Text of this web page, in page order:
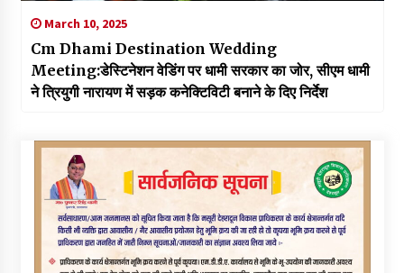
March 10, 2025
Cm Dhami Destination Wedding
Meeting:डेस्टिनेशन वेडिंग पर धामी सरकार का जोर, सीएम धामी
ने त्रियुगी नारायण में सड़क कनेक्टिविटी बनाने के दिए निर्देश